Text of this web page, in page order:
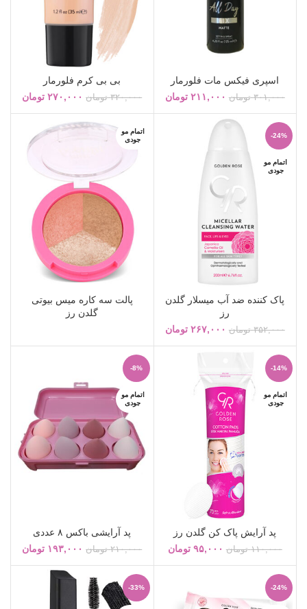
اسپری فیکس مات فلورمار
۳۰۱,۰۰۰ تومان ۲۱۱,۰۰۰ تومان
بی بی کرم فلورمار
۳۲۰,۰۰۰ تومان ۲۷۰,۰۰۰ تومان
-24%
اتمام مو
جودی
پاک کننده ضد آب میسلار گلدن
رز
۳۵۲,۰۰۰ تومان ۲۶۷,۰۰۰ تومان
اتمام مو
جودی
پالت سه کاره میس بیوتی
گلدن رز
-14%
اتمام مو
جودی
پد آرایش پاک کن گلدن رز
۱۱۰,۰۰۰ تومان ۹۵,۰۰۰ تومان
-8%
اتمام مو
جودی
پد آرایشی باکس ۸ عددی
۲۱۰,۰۰۰ تومان ۱۹۳,۰۰۰ تومان
-24%
-33%